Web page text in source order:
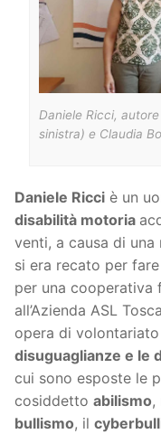
Daniele Ricci,
sinistra) e Claudia
Daniele Ricci è un
disabilità motoria
venti, a causa di
si era recato per
per una cooperativa
all’Azienda ASL
opera di
disuguaglianze e le
cui sono esposte le
cosiddetto abilismo,
bullismo, il